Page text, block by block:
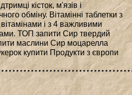
кісток, м'язів і
обміну. Вітамінні таблетки з
і з 4 важливими
ТОП запити Сир твердий
маслини Сир моцарелла
купити Продукти з європи